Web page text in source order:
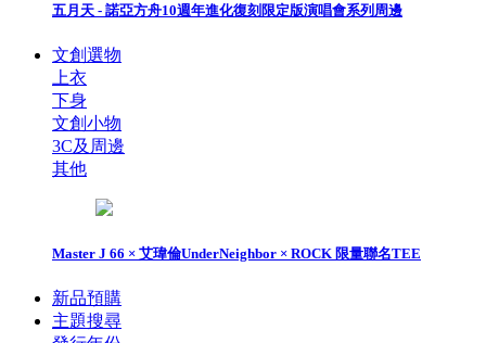
五月天 - 諾亞方舟10週年進化復刻限定版演唱會系列周邊
文創選物
上衣
下身
文創小物
3C及周邊
其他
Master J 66 × 艾瑋倫UnderNeighbor × ROCK 限量聯名TEE
新品預購
主題搜尋